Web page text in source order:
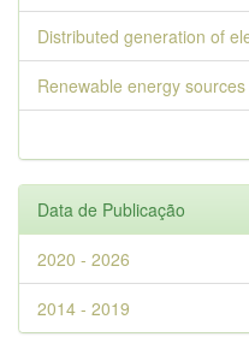
Distributed generation of
Renewable energy sources
Data de Publicação
2020 - 2026
2014 - 2019